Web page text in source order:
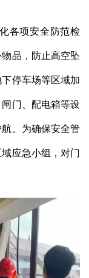
各项安全防范检
品，防止高空坠
停车场等区域加
门、配电箱等设
。为确保安全管
应急小组，对门